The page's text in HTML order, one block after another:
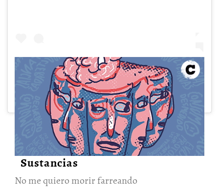
A post shared by Revista Cartel Urbano (@cartelurbano)
No me quiero morir farreando
24/Oct/2022
Sustancias
No me quiero morir farreando